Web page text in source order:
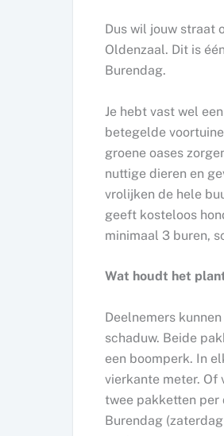
Dus wil jouw straat
Oldenzaal. Dit is
Burendag.
Je hebt vast wel
betegelde
groene oases
nuttige dieren en
vrolijken de hele
geeft kosteloos
minimaal 3 buren,
Wat houdt het
Deelnemers
schaduw. Beide
een boomperk. In
vierkante meter. Of
twee pakketten per
Burendag